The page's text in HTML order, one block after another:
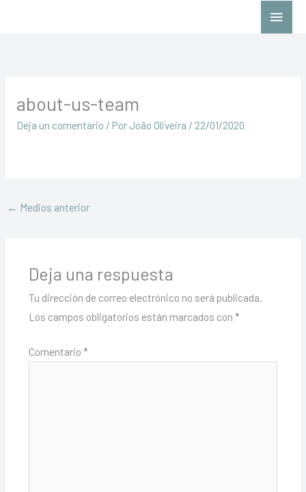
Menú
about-us-team
Deja un comentario / Por João Oliveira / 22/01/2020
← Medios anterior
Deja una respuesta
Tu dirección de correo electrónico no será publicada.
Los campos obligatorios están marcados con *
Comentario *